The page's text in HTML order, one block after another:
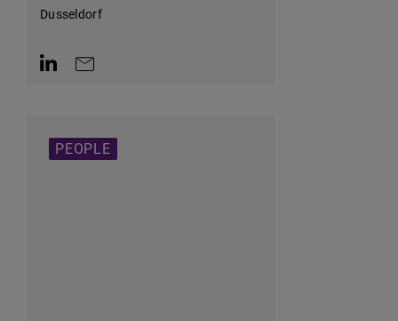
Dusseldorf
PEOPLE